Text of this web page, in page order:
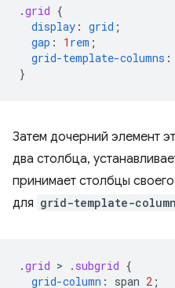
.grid {
display : grid ;
gap : 1 rem ;
grid-template-columns :
}
Затем дочерний элемент
два столбца,
принимает столбцы
для grid-template-
.grid > . subgrid {
grid-column : span 2 ;